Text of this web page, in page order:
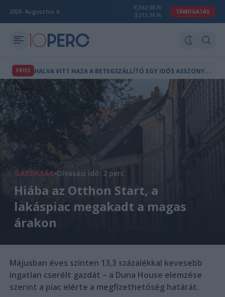
2026. Augusztus 6.
362.08 Ft
313.38 Ft
TÁMOGATÁS
FRISS H
ALVA VITT HAZA A BETEGSZÁLLÍTÓ EGY IDŐS ASSZONYT HATVANBAN
GAZDASÁG Olvasási idő: 2 perc
Hiába az Otthon Start, a
lakáspiac megakadt a magas
árakon
Májusban éves szinten 13,3 százalékkal kevesebb
ingatlan cserélt gazdát – a Duna House elemzése
szerint a piac elérte a megfizethetőség határát.